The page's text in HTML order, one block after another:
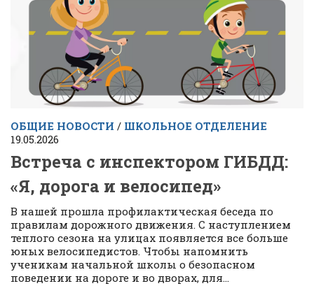
ОБЩИЕ НОВОСТИ / ШКОЛЬНОЕ ОТДЕЛЕНИЕ
19.05.2026
Встреча с инспектором ГИБДД:
«Я, дорога и велосипед»
В нашей прошла профилактическая беседа по
правилам дорожного движения. С наступлением
теплого сезона на улицах появляется все больше
юных велосипедистов. Чтобы напомнить
ученикам начальной школы о безопасном
поведении на дороге и во дворах, для...